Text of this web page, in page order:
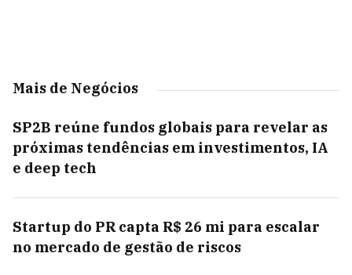
Mais de Negócios
SP2B reúne fundos globais para revelar as
próximas tendências em investimentos, IA
e deep tech
Startup do PR capta R$ 26 mi para escalar
no mercado de gestão de riscos